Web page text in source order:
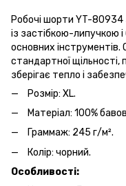
Робочі шорти YT-80934
із застібкою-липучкою
основних
стандартної
зберігає тепло і
Розмір: XL.
Матеріал: 100%
Граммаж: 245 г/м².
Колір: чорний.
Особливості: